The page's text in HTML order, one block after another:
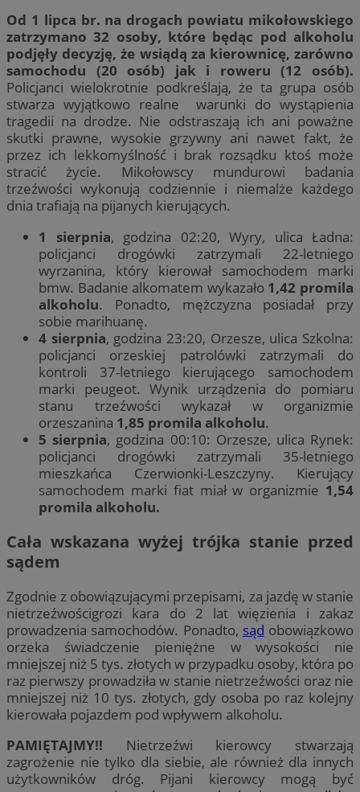
Od 1 lipca br. na drogach powiatu mikołowskiego
zatrzymano 32 osoby, które będąc pod alkoholu
podjęły decyzję, że wsiądą za kierownicę, zarówno
samochodu (20 osób) jak i roweru (12 osób).
Policjanci wielokrotnie podkreślają, że ta grupa osób
stwarza wyjątkowo realne warunki do wystąpienia
tragedii na drodze. Nie odstraszają ich ani poważne
skutki prawne, wysokie grzywny ani nawet fakt, że
przez ich lekkomyślność i brak rozsądku ktoś może
stracić życie. Mikołowscy mundurowi badania
trzeźwości wykonują codziennie i niemalże każdego
dnia trafiają na pijanych kierujących.
1 sierpnia, godzina 02:20, Wyry, ulica Ładna:
policjanci drogówki zatrzymali 22-letniego
wyrzanina, który kierował samochodem marki
bmw. Badanie alkomatem wykazało 1,42 promila
alkoholu. Ponadto, mężczyzna posiadał przy
sobie marihuanę.
4 sierpnia, godzina 23:20, Orzesze, ulica Szkolna:
policjanci orzeskiej patrolówki zatrzymali do
kontroli 37-letniego kierującego samochodem
marki peugeot. Wynik urządzenia do pomiaru
stanu trzeźwości wykazał w organizmie
orzeszanina 1,85 promila alkoholu.
5 sierpnia, godzina 00:10: Orzesze, ulica Rynek:
policjanci drogówki zatrzymali 35-letniego
mieszkańca Czerwionki-Leszczyny. Kierujący
samochodem marki fiat miał w organizmie 1,54
promila alkoholu.
Cała wskazana wyżej trójka stanie przed
sądem
Zgodnie z obowiązującymi przepisami, za jazdę w stanie
nietrzeźwościgrozi kara do 2 lat więzienia i zakaz
prowadzenia samochodów. Ponadto, sąd obowiązkowo
orzeka świadczenie pieniężne w wysokości nie
mniejszej niż 5 tys. złotych w przypadku osoby, która po
raz pierwszy prowadziła w stanie nietrzeźwości oraz nie
mniejszej niż 10 tys. złotych, gdy osoba po raz kolejny
kierowała pojazdem pod wpływem alkoholu.
PAMIĘTAJMY!! Nietrzeźwi kierowcy stwarzają
zagrożenie nie tylko dla siebie, ale również dla innych
użytkowników dróg. Pijani kierowcy mogą być